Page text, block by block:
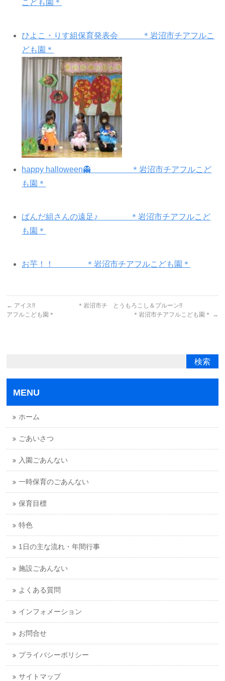
こども園＊
ひよこ・りす組保育発表会 ＊岩沼市チアフルこ
ども園＊
happy halloween👻 ＊岩沼市チアフルこど
も園＊
ぱんだ組さんの遠足♪ ＊岩沼市チアフルこど
も園＊
お芋！！ ＊岩沼市チアフルこども園＊
← アイス!! ＊岩沼市チ
アフルこども園＊
とうもろこし＆プルーン!!
＊岩沼市チアフルこども園＊
→
MENU
ホーム
ごあいさつ
入園ごあんない
一時保育のごあんない
保育目標
特色
1日の主な流れ・年間行事
施設ごあんない
よくある質問
インフォメーション
お問合せ
プライバシーポリシー
サイトマップ